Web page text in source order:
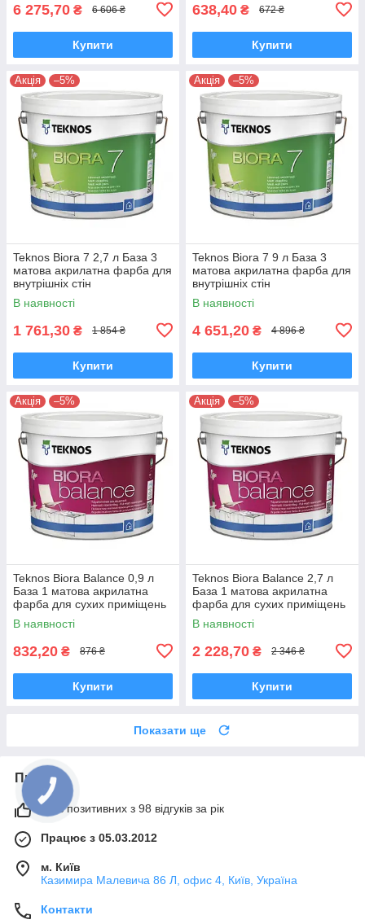
6 275,70 ₴ 6 606 ₴
Купити
638,40 ₴ 672 ₴
Купити
Акція –5%
Teknos Biora 7 2,7 л База 3
матова акрилатна фарба для
внутрішніх стін
В наявності
1 761,30 ₴ 1 854 ₴
Купити
Акція –5%
Teknos Biora 7 9 л База 3
матова акрилатна фарба для
внутрішніх стін
В наявності
4 651,20 ₴ 4 896 ₴
Купити
Акція –5%
Teknos Biora Balance 0,9 л
База 1 матова акрилатна
фарба для сухих приміщень
В наявності
832,20 ₴ 876 ₴
Купити
Акція –5%
Teknos Biora Balance 2,7 л
База 1 матова акрилатна
фарба для сухих приміщень
В наявності
2 228,70 ₴ 2 346 ₴
Купити
Показати ще
Про нас
98% позитивних з 98 відгуків за рік
Працює з 05.03.2012
м. Київ
Казимира Малевича 86 Л, офис 4, Київ, Україна
Контакти